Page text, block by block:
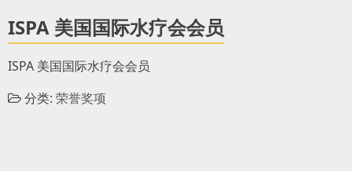
ISPA 美国国际水疗会会员
ISPA 美国国际水疗会会员
分类: 荣誉奖项